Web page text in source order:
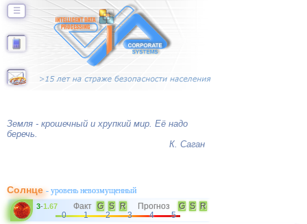
☰
Земля - крошечный и хрупкий мир. Её надо
беречь.
К. Саган
Солнце- уровень невозмущенный
3-1.67 Факт G S R Прогноз G S
R
0
1 2 3 4 5